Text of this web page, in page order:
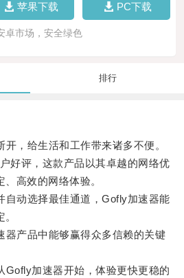
苹果下载 PC下载
卓市场，安全绿色
排行
，给生活和工作带来诸多不便。
评，这款产品以其卓越的网络优
高效的网络体验。
动选择最佳通道，Gofly加速器能
产品中能够赢得众多信赖的关键
加速器开始，体验更快更稳的